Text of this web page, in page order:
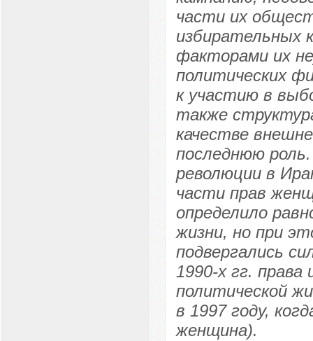
части их
избирательных
факторами их
политических
к участию в
также
качестве
последнюю
революции в
части прав
определило
жизни, но при
подвергались
1990-х гг.
политической
в 1997 году,
женщина).